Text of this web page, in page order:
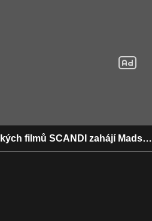
filmů SCANDI zahájí Mads…